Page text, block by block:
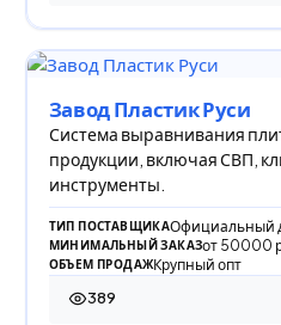
Завод Пластик Руси
Система выравнивания
продукции, включая СВП,
инструменты.
ТИП ПОСТАВЩИКАОфициальный
МИНИМАЛЬНЫЙ ЗАКАЗот 50000
ОБЪЕМ ПРОДАЖКрупный опт
389
389 просмотров